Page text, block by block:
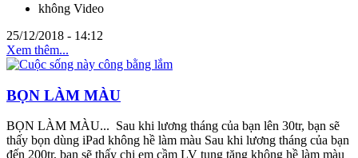
không Video
25/12/2018 - 14:12
Xem thêm...
BỌN LÀM MÀU
BỌN LÀM MÀU... Sau khi lương tháng của bạn lên 30tr, bạn sẽ
thấy bọn dùng iPad không hề làm màu Sau khi lương tháng của bạn
đến 200tr, bạn sẽ thấy chị em cầm LV tung tăng không hề làm màu